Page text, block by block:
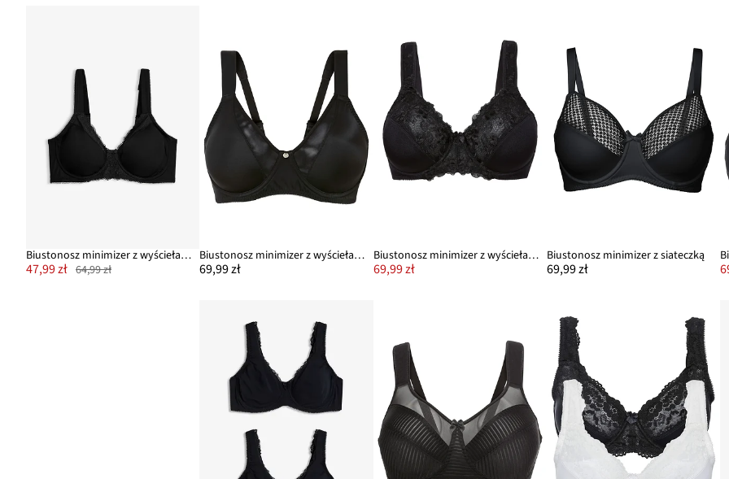
Biustonosz minimizer z wyściełanymi ramiączkami
47,99 zł 64,99 zł
Biustonosz minimizer z wyściełanymi ramiączkami
69,99 zł
Biustonosz minimizer z wyściełanymi ramiączkami
69,99 zł
Biustonosz minimizer z siateczką
69,99 zł